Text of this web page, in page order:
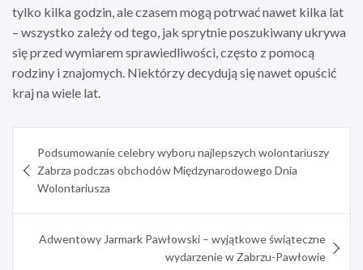
tylko kilka godzin, ale czasem mogą potrwać nawet kilka lat
– wszystko zależy od tego, jak sprytnie poszukiwany ukrywa
się przed wymiarem sprawiedliwości, często z pomocą
rodziny i znajomych. Niektórzy decydują się nawet opuścić
kraj na wiele lat.
wpisu
Podsumowanie celebry wyboru najlepszych wolontariuszy
Zabrza podczas obchodów Międzynarodowego Dnia
Wolontariusza
Adwentowy Jarmark Pawłowski – wyjątkowe świąteczne
wydarzenie w Zabrzu-Pawłowie